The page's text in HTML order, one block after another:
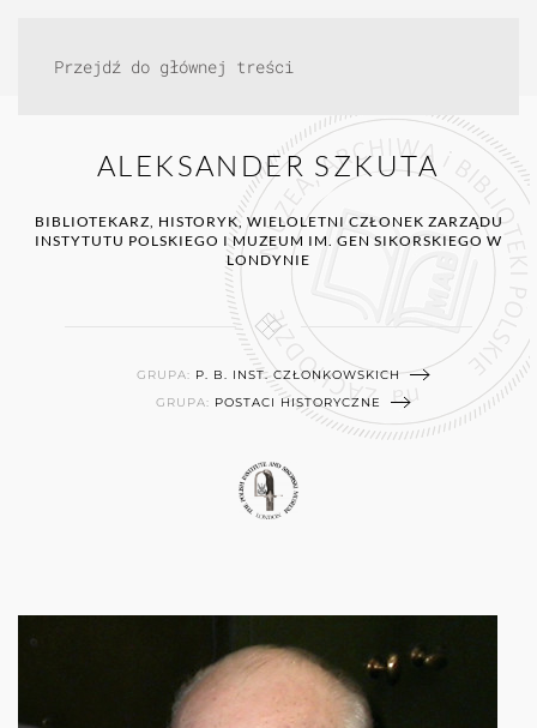
Przejdź do głównej treści
ALEKSANDER SZKUTA
BIBLIOTEKARZ, HISTORYK, WIELOLETNI CZŁONEK ZARZĄDU
INSTYTUTU POLSKIEGO I MUZEUM IM. GEN SIKORSKIEGO W
LONDYNIE
GRUPA: P. B. INST. CZŁONKOWSKICH
GRUPA: POSTACI HISTORYCZNE